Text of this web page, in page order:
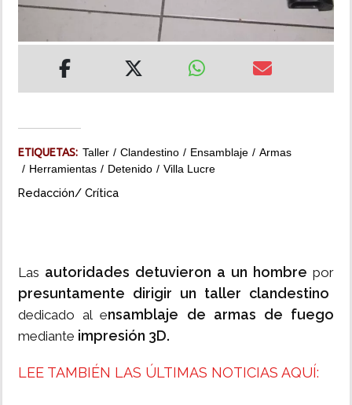
MULTIMEDIA
ETIQUETAS: Taller Clandestino Ensamblaje
Armas
Herramientas
Detenido Villa Lucre
Redacción/ Crítica
Las autoridades detuvieron a un hombre por
presuntamente dirigir un taller clandestino
dedicado al ensamblaje de armas de fuego
mediante impresión 3D.
LEE TAMBIÉN LAS ÚLTIMAS NOTICIAS AQUÍ: